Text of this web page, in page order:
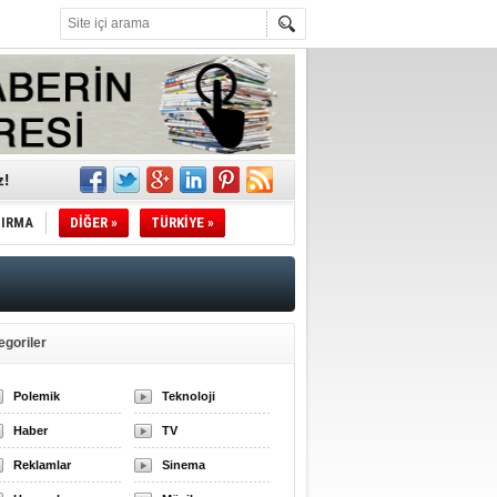
DİĞER » TÜRKİYE »
Polemik Teknoloji
Haber TV
Reklamlar Sinema